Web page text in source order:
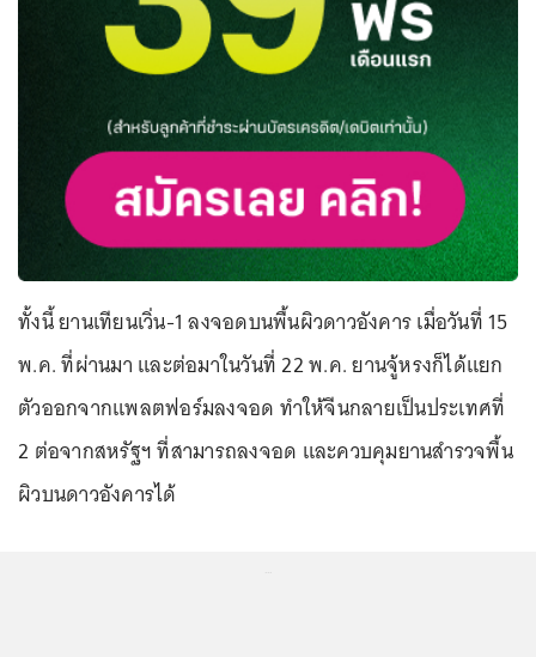
ทั้งนี้ ยานเทียนเวิ่น-1 ลงจอดบนพื้นผิวดาวอังคาร เมื่อวันที่ 15
พ.ค. ที่ผ่านมา และต่อมาในวันที่ 22 พ.ค. ยานจู้หรงก็ได้แยก
ตัวออกจากแพลตฟอร์มลงจอด ทำให้จีนกลายเป็นประเทศที่
2 ต่อจากสหรัฐฯ ที่สามารถลงจอด และควบคุมยานสำรวจพื้น
ผิวบนดาวอังคารได้